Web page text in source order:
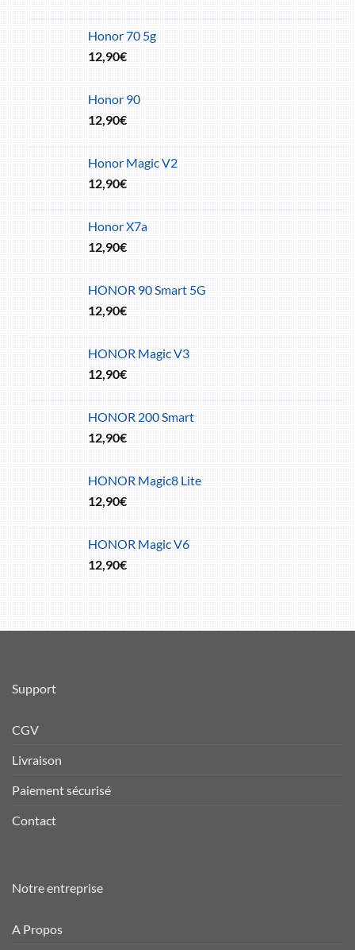
Honor 70 5g
12,90€
Honor 90
12,90€
Honor Magic V2
12,90€
Honor X7a
12,90€
HONOR 90 Smart 5G
12,90€
HONOR Magic V3
12,90€
HONOR 200 Smart
12,90€
HONOR Magic8 Lite
12,90€
HONOR Magic V6
12,90€
Support
CGV
Livraison
Paiement sécurisé
Contact
Notre entreprise
A Propos